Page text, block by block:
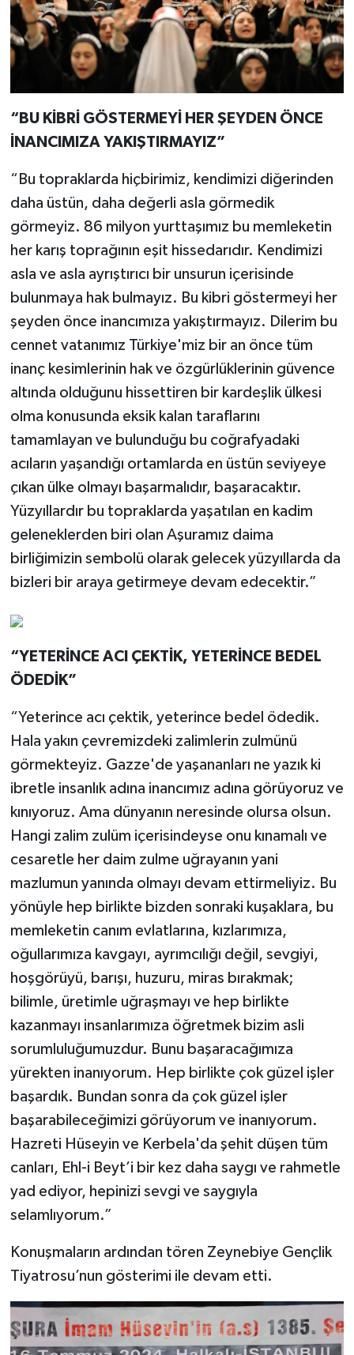
“BU KİBRİ GÖSTERMEYİ HER ŞEYDEN ÖNCE
İNANCIMIZA YAKIŞTIRMAYIZ”
“Bu topraklarda hiçbirimiz, kendimizi diğerinden
daha üstün, daha değerli asla görmedik
görmeyiz. 86 milyon yurttaşımız bu memleketin
her karış toprağının eşit hissedarıdır. Kendimizi
asla ve asla ayrıştırıcı bir unsurun içerisinde
bulunmaya hak bulmayız. Bu kibri göstermeyi her
şeyden önce inancımıza yakıştırmayız. Dilerim bu
cennet vatanımız Türkiye'miz bir an önce tüm
inanç kesimlerinin hak ve özgürlüklerinin güvence
altında olduğunu hissettiren bir kardeşlik ülkesi
olma konusunda eksik kalan taraflarını
tamamlayan ve bulunduğu bu coğrafyadaki
acıların yaşandığı ortamlarda en üstün seviyeye
çıkan ülke olmayı başarmalıdır, başaracaktır.
Yüzyıllardır bu topraklarda yaşatılan en kadim
geleneklerden biri olan Aşuramız daima
birliğimizin sembolü olarak gelecek yüzyıllarda da
bizleri bir araya getirmeye devam edecektir.”
“YETERİNCE ACI ÇEKTİK, YETERİNCE BEDEL
ÖDEDİK”
“Yeterince acı çektik, yeterince bedel ödedik.
Hala yakın çevremizdeki zalimlerin zulmünü
görmekteyiz. Gazze'de yaşananları ne yazık ki
ibretle insanlık adına inancımız adına görüyoruz ve
kınıyoruz. Ama dünyanın neresinde olursa olsun.
Hangi zalim zulüm içerisindeyse onu kınamalı ve
cesaretle her daim zulme uğrayanın yani
mazlumun yanında olmayı devam ettirmeliyiz. Bu
yönüyle hep birlikte bizden sonraki kuşaklara, bu
memleketin canım evlatlarına, kızlarımıza,
oğullarımıza kavgayı, ayrımcılığı değil, sevgiyi,
hoşgörüyü, barışı, huzuru, miras bırakmak;
bilimle, üretimle uğraşmayı ve hep birlikte
kazanmayı insanlarımıza öğretmek bizim asli
sorumluluğumuzdur. Bunu başaracağımıza
yürekten inanıyorum. Hep birlikte çok güzel işler
başardık. Bundan sonra da çok güzel işler
başarabileceğimizi görüyorum ve inanıyorum.
Hazreti Hüseyin ve Kerbela'da şehit düşen tüm
canları, Ehl-i Beyt’i bir kez daha saygı ve rahmetle
yad ediyor, hepinizi sevgi ve saygıyla
selamlıyorum.”
Konuşmaların ardından tören Zeynebiye Gençlik
Tiyatrosu’nun gösterimi ile devam etti.